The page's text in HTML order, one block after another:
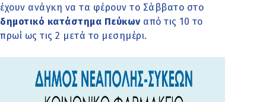
έχουν ανάγκη να τα φέρουν το Σάββατο στο
δημοτικό κατάστημα Πεύκων από τις 10 το
πρωί ως τις 2 μετά το μεσημέρι.